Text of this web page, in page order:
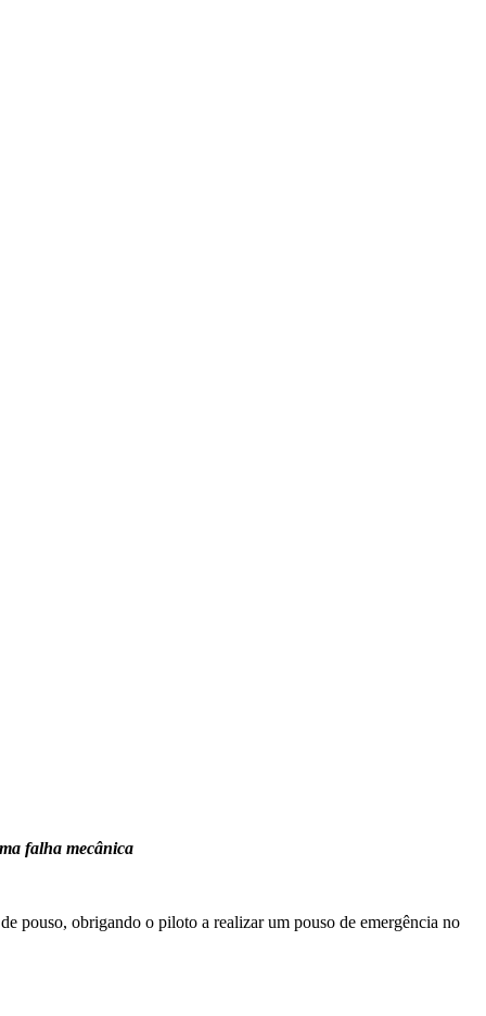
falha mecânica
pouso, obrigando o piloto a realizar um pouso de emergência no